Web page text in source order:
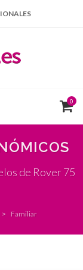
0
de Rover 75
Familiar